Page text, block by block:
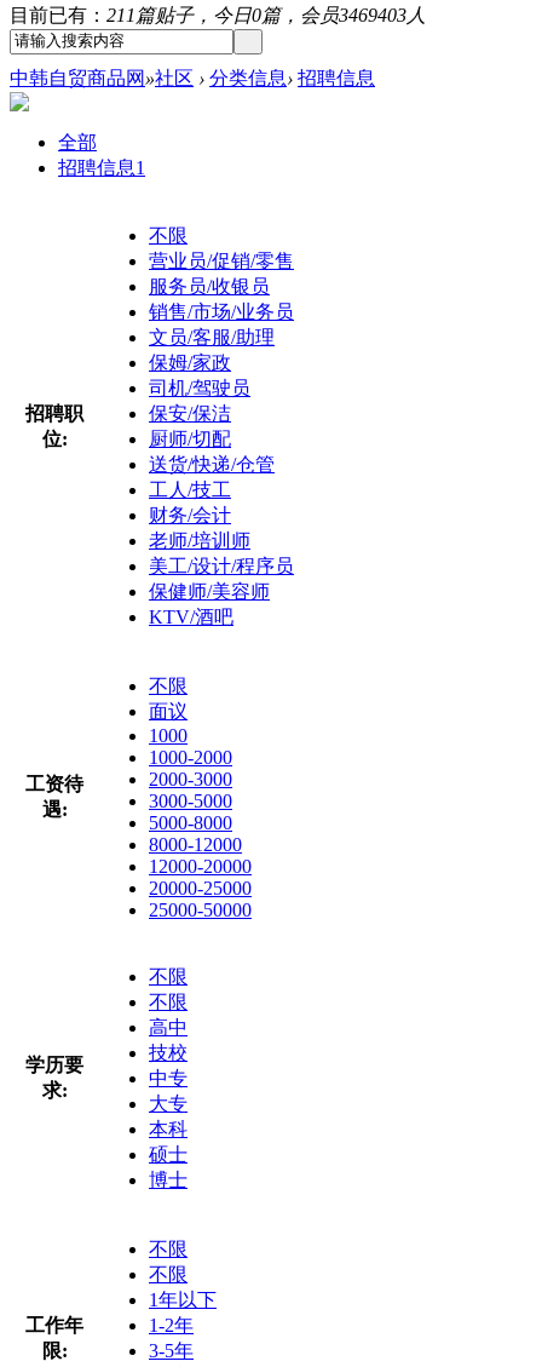
目前已有： 211篇贴子，今日0篇，会员3469403人
中韩自贸商品网 »社区 › 分类信息› 招聘信息
全部
招聘信息1
招聘职
位:
不限
营业员/促销/零售
服务员/收银员
销售/市场/业务员
文员/客服/助理
保姆/家政
司机/驾驶员
保安/保洁
厨师/切配
送货/快递/仓管
工人/技工
财务/会计
老师/培训师
美工/设计/程序员
保健师/美容师
KTV/酒吧
工资待
遇:
不限
面议
1000
1000-2000
2000-3000
3000-5000
5000-8000
8000-12000
12000-20000
20000-25000
25000-50000
学历要
求:
不限
不限
高中
技校
中专
大专
本科
硕士
博士
工作年
限:
不限
不限
1年以下
1-2年
3-5年